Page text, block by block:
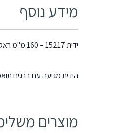
מידע נוסף
ידית 15217 – 160 מ"מ ראסטי Brera DO
הידית מגיעה עם ברגים
מוצרים